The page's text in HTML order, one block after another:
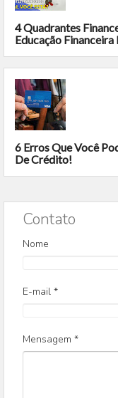
4 Quadrantes
Educação Financeira
6 Erros Que Você
De Crédito!
Contato
Nome
E-mail *
Mensagem *